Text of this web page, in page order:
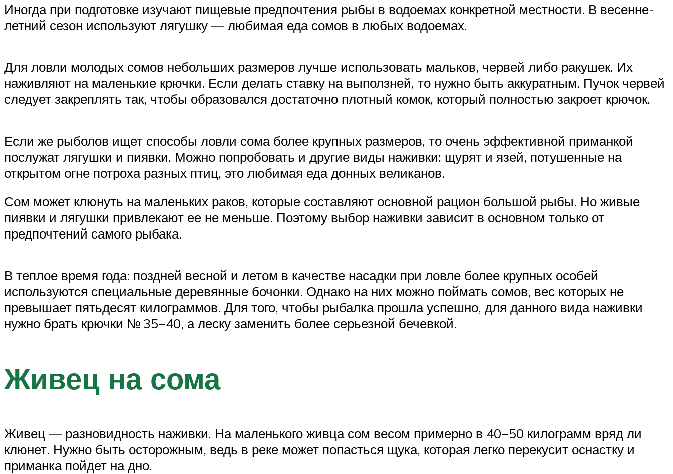
Иногда при подготовке изучают пищевые предпочтения рыбы в водоемах конкретной местности. В весенне-
летний сезон используют лягушку — любимая еда сомов в любых водоемах.
Для ловли молодых сомов небольших размеров лучше использовать мальков, червей либо ракушек. Их
наживляют на маленькие крючки. Если делать ставку на выползней, то нужно быть аккуратным. Пучок червей
следует закреплять так, чтобы образовался достаточно плотный комок, который полностью закроет крючок.
Если же рыболов ищет способы ловли сома более крупных размеров, то очень эффективной приманкой
послужат лягушки и пиявки. Можно попробовать и другие виды наживки: щурят и язей, потушенные на
открытом огне потроха разных птиц, это любимая еда донных великанов.
Сом может клюнуть на маленьких раков, которые составляют основной рацион большой рыбы. Но живые
пиявки и лягушки привлекают ее не меньше. Поэтому выбор наживки зависит в основном только от
предпочтений самого рыбака.
В теплое время года: поздней весной и летом в качестве насадки при ловле более крупных особей
используются специальные деревянные бочонки. Однако на них можно поймать сомов, вес которых не
превышает пятьдесят килограммов. Для того, чтобы рыбалка прошла успешно, для данного вида наживки
нужно брать крючки № 35−40, а леску заменить более серьезной бечевкой.
Живец на сома
Живец — разновидность наживки. На маленького живца сом весом примерно в 40−50 килограмм вряд ли
клюнет. Нужно быть осторожным, ведь в реке может попасться щука, которая легко перекусит оснастку и
приманка пойдет на дно.